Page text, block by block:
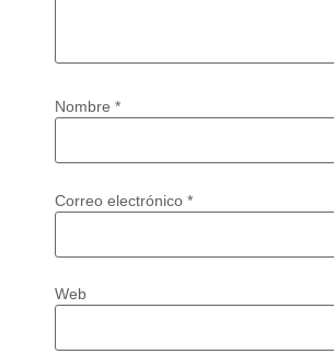
Nombre *
Correo electrónico *
Web